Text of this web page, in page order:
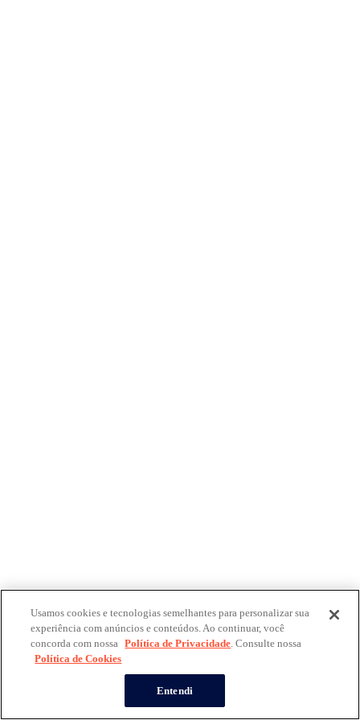
Usamos cookies e tecnologias semelhantes para personalizar sua
experiência com anúncios e conteúdos. Ao continuar, você
concorda com nossa Política de Privacidade. Consulte nossa
Política de Cookies
Entendi